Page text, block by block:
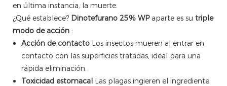
en última instancia, la muerte.
¿Qué establece? Dinotefurano 25% WP aparte es su triple
modo de acción :
Acción de contacto Los insectos mueren al entrar en
contacto con las superficies tratadas, ideal para una
rápida eliminación.
Toxicidad estomacal Las plagas ingieren el ingrediente